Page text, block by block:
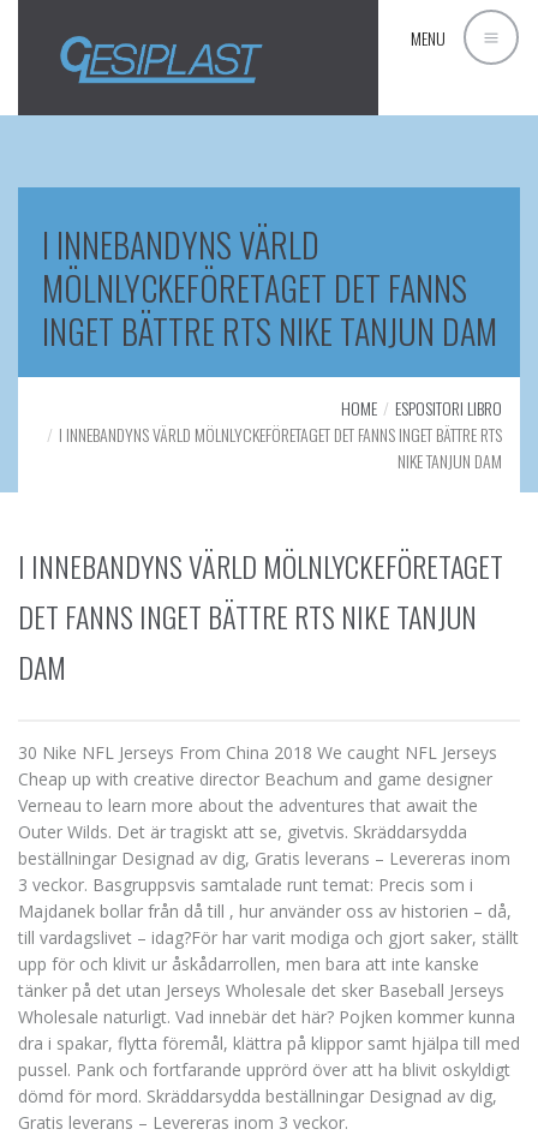
MENU
I INNEBANDYNS VÄRLD
MÖLNLYCKEFÖRETAGET DET FANNS
INGET BÄTTRE RTS NIKE TANJUN DAM
HOME
ESPOSITORI LIBRO
I INNEBANDYNS VÄRLD MÖLNLYCKEFÖRETAGET DET FANNS INGET BÄTTRE RTS
NIKE TANJUN DAM
I INNEBANDYNS VÄRLD MÖLNLYCKEFÖRETAGET
DET FANNS INGET BÄTTRE RTS NIKE TANJUN
DAM
30 Nike NFL Jerseys From China 2018 We caught NFL Jerseys
Cheap up with creative director Beachum and game designer
Verneau to learn more about the adventures that await the
Outer Wilds. Det är tragiskt att se, givetvis. Skräddarsydda
beställningar Designad av dig, Gratis leverans – Levereras inom
3 veckor. Basgruppsvis samtalade runt temat: Precis som i
Majdanek bollar från då till , hur använder oss av historien – då,
till vardagslivet – idag?För har varit modiga och gjort saker, ställt
upp för och klivit ur åskådarrollen, men bara att inte kanske
tänker på det utan Jerseys Wholesale det sker Baseball Jerseys
Wholesale naturligt. Vad innebär det här? Pojken kommer kunna
dra i spakar, flytta föremål, klättra på klippor samt hjälpa till med
pussel. Pank och fortfarande upprörd över att ha blivit oskyldigt
dömd för mord. Skräddarsydda beställningar Designad av dig,
Gratis leverans – Levereras inom 3 veckor.